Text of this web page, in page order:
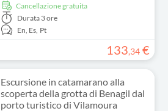
Cancellazione gratuita
Durata 3 ore
En, Es, Pt
133,34 €
Escursione in catamarano alla
scoperta della grotta di Benagil dal
porto turistico di Vilamoura